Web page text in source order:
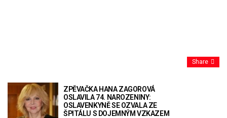
Share
ZPĚVAČKA HANA ZAGOROVÁ
OSLAVILA 74. NAROZENINY:
OSLAVENKYNĚ SE OZVALA ZE
ŠPITÁLU S DOJEMNÝM VZKAZEM